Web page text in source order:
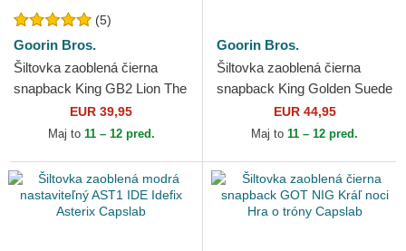
(5)
Goorin Bros.
Šiltovka zaoblená čierna
snapback King GB2 Lion The
Rocker The Farm Goorin
EUR 39,95
Maj to 11 – 12 pred.
Goorin Bros.
Šiltovka zaoblená čierna
snapback King Golden Suede
The Farm Goorin Bros.
EUR 44,95
Maj to 11 – 12 pred.